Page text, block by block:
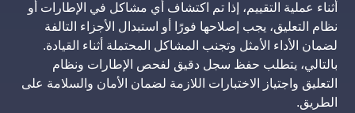
أثناء عملية التقييم، إذا تم اكتشاف أي مشاكل في الإطارات أو
نظام التعليق، يجب إصلاحها فورًا أو استبدال الأجزاء التالفة
لضمان الأداء الأمثل وتجنب المشاكل المحتملة أثناء القيادة.
بالتالي، يتطلب حفظ سجل دقيق لفحص الإطارات ونظام
التعليق واجتياز الاختبارات اللازمة لضمان الأمان والسلامة على
الطريق.